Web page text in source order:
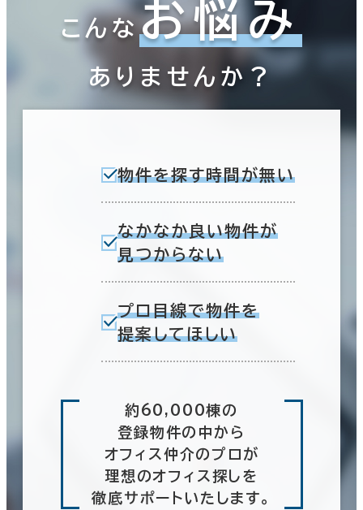
こんなお悩み
ありませんか？
物件を探す時間が無い
なかなか良い物件が
見つからない
プロ目線で物件を
提案してほしい
約60,000棟の
登録物件の中から
オフィス仲介のプロが
理想のオフィス探しを
徹底サポートいたします。